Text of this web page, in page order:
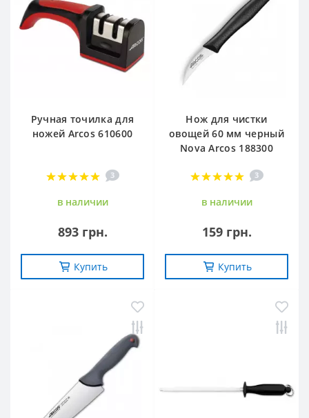
Ручная точилка для
ножей Arcos 610600
3
в наличии
893 грн.
Купить
Нож для чистки
овощей 60 мм черный
Nova Arcos 188300
3
в наличии
159 грн.
Купить